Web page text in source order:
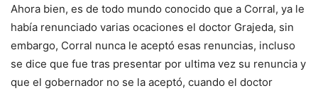
Ahora bien, es de todo mundo conocido que a Corral, ya le
había renunciado varias ocaciones el doctor Grajeda, sin
embargo, Corral nunca le aceptó esas renuncias, incluso
se dice que fue tras presentar por ultima vez su renuncia y
que el gobernador no se la aceptó, cuando el doctor